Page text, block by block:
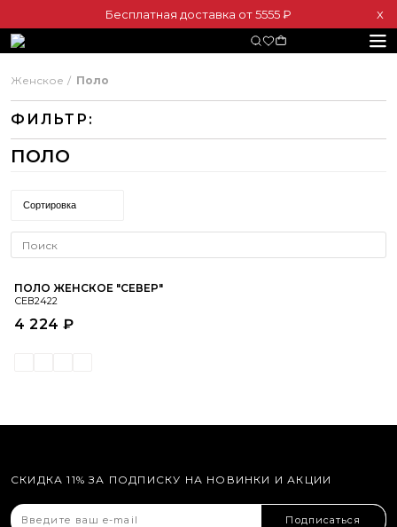
Бесплатная доставка от 5555 ₽ Х
Женское Поло
ФИЛЬТР:
ПОЛО
Сортировка
СЕВ2422
ПОЛО ЖЕНСКОЕ "СЕВЕР"
4 224 ₽
СКИДКА 11% ЗА ПОДПИСКУ НА НОВИНКИ И АКЦИИ
Подписаться